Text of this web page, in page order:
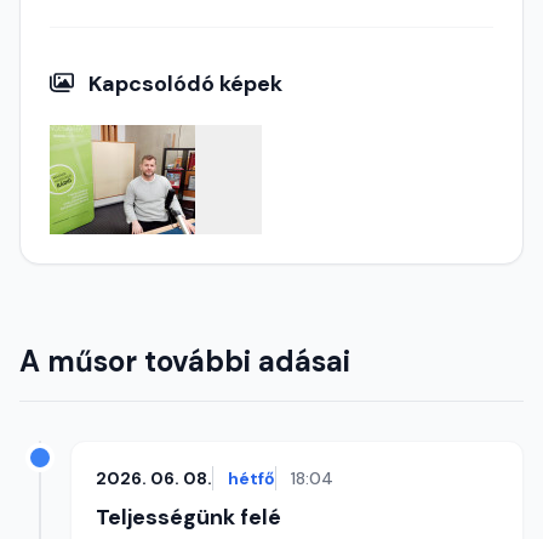
Kapcsolódó képek
A műsor további adásai
2026. 06. 08. hétfő 18:04
Teljességünk felé